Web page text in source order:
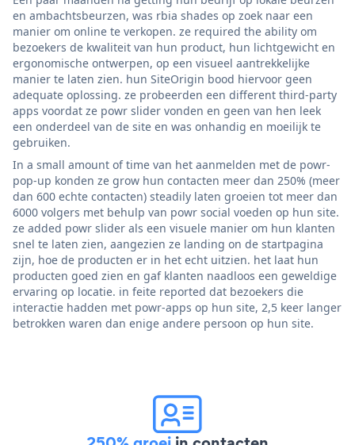
en ambachtsbeurzen, was rbia shades op zoek naar een
manier om online te verkopen. ze required the ability om
bezoekers de kwaliteit van hun product, hun lichtgewicht en
ergonomische ontwerpen, op een visueel aantrekkelijke
manier te laten zien. hun SiteOrigin bood hiervoor geen
adequate oplossing. ze probeerden een different third-party
apps voordat ze powr slider vonden en geen van hen leek
een onderdeel van de site en was onhandig en moeilijk te
gebruiken.
In a small amount of time van het aanmelden met de powr-
pop-up konden ze grow hun contacten meer dan 250% (meer
dan 600 echte contacten) steadily laten groeien tot meer dan
6000 volgers met behulp van powr social voeden op hun site.
ze added powr slider als een visuele manier om hun klanten
snel te laten zien, aangezien ze landing on de startpagina
zijn, hoe de producten er in het echt uitzien. het laat hun
producten goed zien en gaf klanten naadloos een geweldige
ervaring op locatie. in feite reported dat bezoekers die
interactie hadden met powr-apps op hun site, 2,5 keer langer
betrokken waren dan enige andere persoon op hun site.